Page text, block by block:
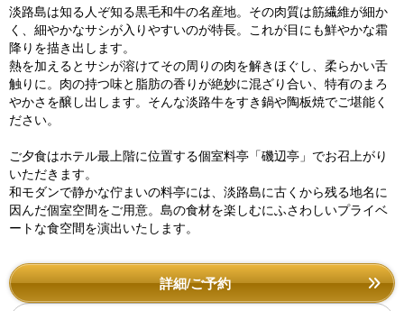
淡路島は知る人ぞ知る黒毛和牛の名産地。その肉質は筋繊維が細か
く、細やかなサシが入りやすいのが特長。これが目にも鮮やかな霜
降りを描き出します。
熱を加えるとサシが溶けてその周りの肉を解きほぐし、柔らかい舌
触りに。肉の持つ味と脂肪の香りが絶妙に混ざり合い、特有のまろ
やかさを醸し出します。そんな淡路牛をすき鍋や陶板焼でご堪能く
ださい。
ご夕食はホテル最上階に位置する個室料亭「磯辺亭」でお召上がり
いただきます。
和モダンで静かな佇まいの料亭には、淡路島に古くから残る地名に
因んだ個室空間をご用意。島の食材を楽しむにふさわしいプライベ
ートな食空間を演出いたします。
詳細/ご予約